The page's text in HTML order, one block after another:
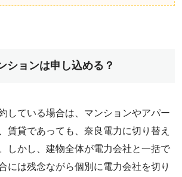
ションは申し込める？
している場合は、マンションやアパー
賃貸であっても、奈良電力に切り替え
しかし、建物全体が電力会社と一括で
には残念ながら個別に電力会社を切り